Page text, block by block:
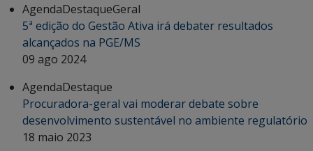
AgendaDestaqueGeral
5ª edição do Gestão Ativa irá debater resultados
alcançados na PGE/MS
09 ago 2024
AgendaDestaque
Procuradora-geral vai moderar debate sobre
desenvolvimento sustentável no ambiente regulatório
18 maio 2023